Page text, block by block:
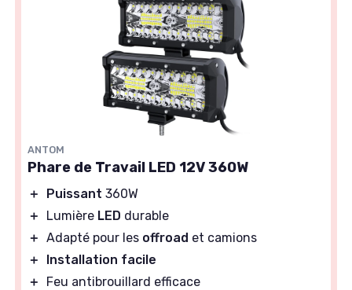
ANTOM
Phare de Travail LED 12V 360W
＋ Puissant 360W
＋
Lumière LED durable
＋ Adapté pour les offroad et camions
＋
Installation facile
＋
Feu antibrouillard efficace